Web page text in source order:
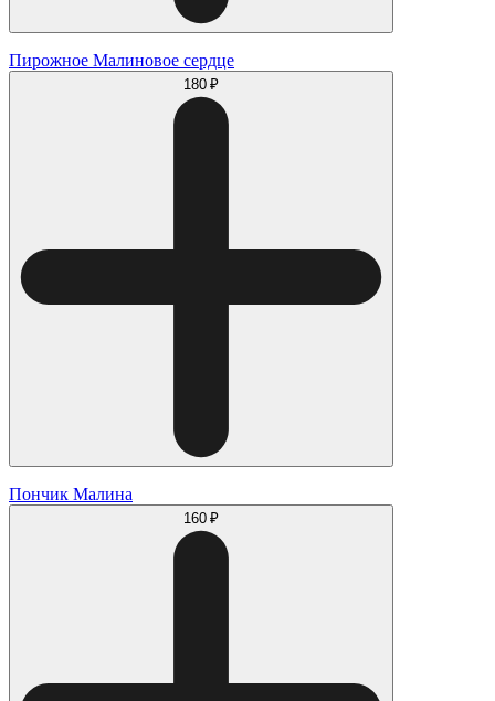
Пирожное Малиновое сердце
180 ₽
Пончик Малина
160 ₽